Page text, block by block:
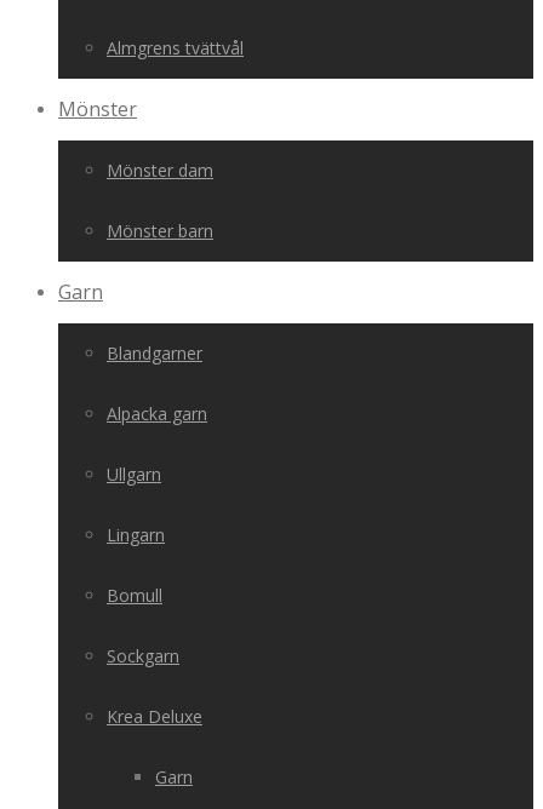
Almgrens tvättvål
Mönster
Mönster dam
Mönster barn
Garn
Blandgarner
Alpacka garn
Ullgarn
Lingarn
Bomull
Sockgarn
Krea Deluxe
Garn